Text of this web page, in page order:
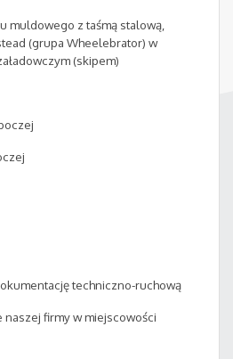
muldowego z taśmą stalową,
(grupa Wheelebrator) w
(skipem)
techniczno-ruchową
firmy w miejscowości